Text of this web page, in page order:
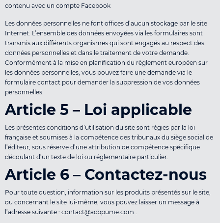
contenu avec un compte Facebook
Les données personnelles ne font offices d’aucun stockage par le site
Internet. L’ensemble des données envoyées via les formulaires sont
transmis aux différents organismes qui sont engagés au respect des
données personnelles et dans le traitement de votre demande.
Conformément à la mise en planification du règlement européen sur
les données personnelles, vous pouvez faire une demande via le
formulaire contact pour demander la suppression de vos données
personnelles.
Article 5 – Loi applicable
Les présentes conditions d’utilisation du site sont régies par la loi
française et soumises à la compétence des tribunaux du siège social de
l’éditeur, sous réserve d’une attribution de compétence spéciﬁque
découlant d’un texte de loi ou réglementaire particulier.
Article 6 – Contactez-nous
Pour toute question, information sur les produits présentés sur le site,
ou concernant le site lui-même, vous pouvez laisser un message à
l’adresse suivante : contact@acbpume.com .